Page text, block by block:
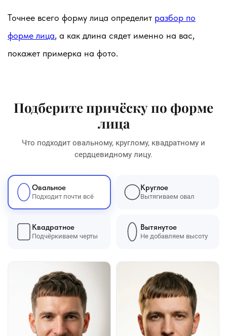
Точнее всего форму лица определит разбор по
форме лица, а как длина сядет именно на вас,
покажет примерка на фото.
Подберите причёску по форме
лица
Что подходит овальному, круглому, квадратному и
сердцевидному лицу.
Овальное
Подходит почти всё
Круглое
Вытягиваем овал
Квадратное
Подчёркиваем черты
Вытянутое
Не добавляем высоту